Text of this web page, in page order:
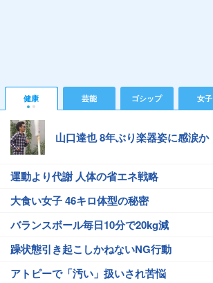
健康 芸能 ゴシップ 女子
山口達也 8年ぶり楽器姿に感涙か
運動より代謝 人体の省エネ戦略
大食い女子 46キロ体型の秘密
バランスボール毎日10分で20kg減
躁状態引き起こしかねないNG行動
アトピーで「汚い」扱いされ苦悩